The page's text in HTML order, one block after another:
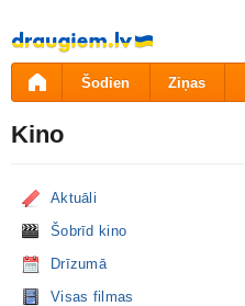
Pāriet
uz
saturu
Šodien Ziņas
Kino
Aktuāli
Šobrīd kino
Drīzumā
Visas filmas